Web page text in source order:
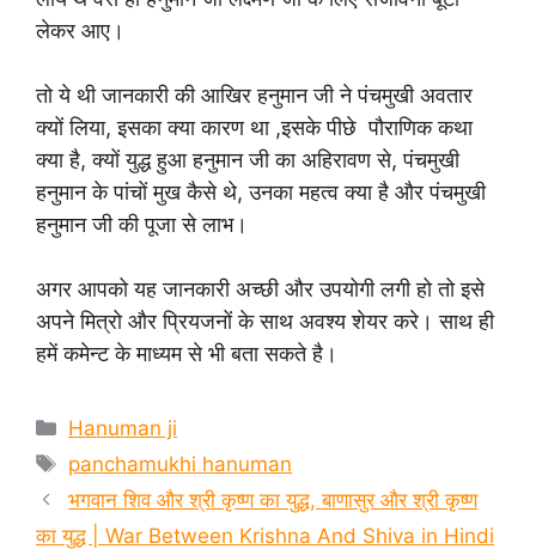
लेकर आए।
तो ये थी जानकारी की आखिर हनुमान जी ने पंचमुखी अवतार
क्यों लिया, इसका क्या कारण था ,इसके पीछे पौराणिक कथा
क्या है, क्यों युद्ध हुआ हनुमान जी का अहिरावण से, पंचमुखी
हनुमान के पांचों मुख कैसे थे, उनका महत्व क्या है और पंचमुखी
हनुमान जी की पूजा से लाभ।
अगर आपको यह जानकारी अच्छी और उपयोगी लगी हो तो इसे
अपने मित्रो और प्रियजनों के साथ अवश्य शेयर करे। साथ ही
हमें कमेन्ट के माध्यम से भी बता सकते है।
Categories
Hanuman ji
Tags
panchamukhi hanuman
भगवान शिव और श्री कृष्ण का युद्ध, बाणासुर और श्री कृष्ण
का युद्ध | War Between Krishna And Shiva in Hindi